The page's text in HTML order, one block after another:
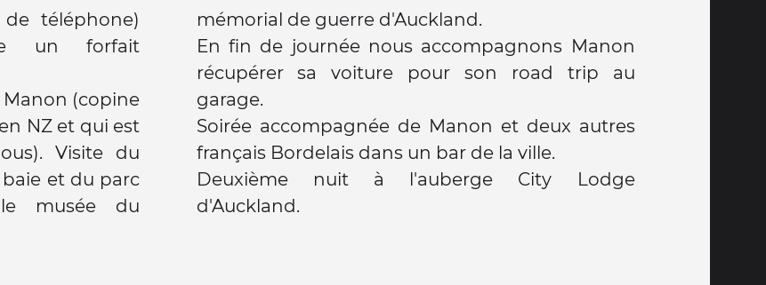
téléphone)
un forfait
(copine
NZ et qui est
Visite du
baie et du parc
le musée du
mémorial de guerre d'Auckland.
En fin de journée nous accompagnons Manon
récupérer sa voiture pour son road trip au
garage.
Soirée accompagnée de Manon et deux autres
français Bordelais dans un bar de la ville.
Deuxième nuit à l'auberge City Lodge
d'Auckland.